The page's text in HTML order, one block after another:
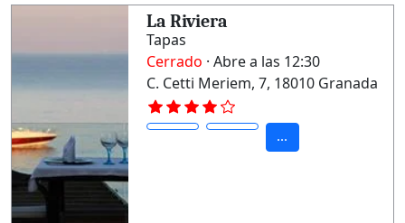
La Riviera
Tapas
Cerrado · Abre a las 12:30
C. Cetti Meriem, 7, 18010 Granada
...